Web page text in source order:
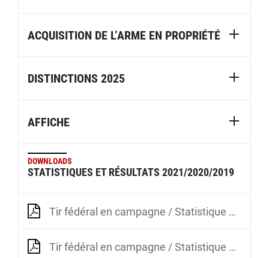
ACQUISITION DE L’ARME EN PROPRIÉTÉ
DISTINCTIONS 2025
AFFICHE
DOWNLOADS
STATISTIQUES ET RÉSULTATS 2021/2020/2019
Tir fédéral en campagne / Statistique 2021
Tir fédéral en campagne / Statistique 2020